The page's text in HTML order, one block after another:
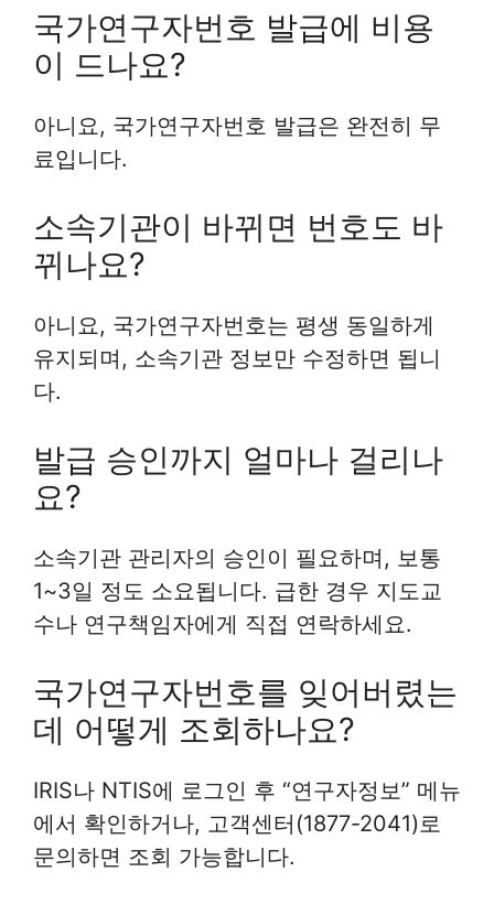
국가연구자번호 발급에 비용
이 드나요?
아니요, 국가연구자번호 발급은 완전히 무
료입니다.
소속기관이 바뀌면 번호도 바
뀌나요?
아니요, 국가연구자번호는 평생 동일하게
유지되며, 소속기관 정보만 수정하면 됩니
다.
발급 승인까지 얼마나 걸리나
요?
소속기관 관리자의 승인이 필요하며, 보통
1~3일 정도 소요됩니다. 급한 경우 지도교
수나 연구책임자에게 직접 연락하세요.
국가연구자번호를 잊어버렸는
데 어떻게 조회하나요?
IRIS나 NTIS에 로그인 후 “연구자정보” 메뉴
에서 확인하거나, 고객센터(1877-2041)로
문의하면 조회 가능합니다.